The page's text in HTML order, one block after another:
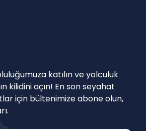
katılın ve yolculuk
kilidini açın! En son seyahat
için bültenimize abone olun,